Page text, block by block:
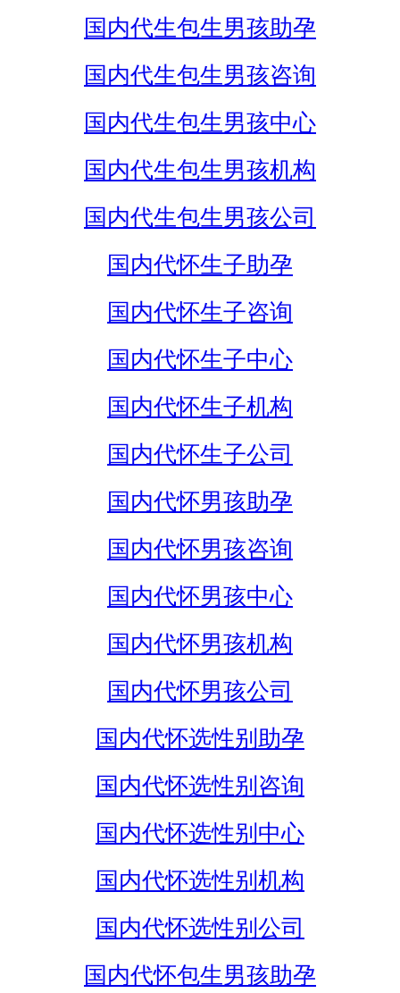
国内代生包生男孩助孕
国内代生包生男孩咨询
国内代生包生男孩中心
国内代生包生男孩机构
国内代生包生男孩公司
国内代怀生子助孕
国内代怀生子咨询
国内代怀生子中心
国内代怀生子机构
国内代怀生子公司
国内代怀男孩助孕
国内代怀男孩咨询
国内代怀男孩中心
国内代怀男孩机构
国内代怀男孩公司
国内代怀选性别助孕
国内代怀选性别咨询
国内代怀选性别中心
国内代怀选性别机构
国内代怀选性别公司
国内代怀包生男孩助孕